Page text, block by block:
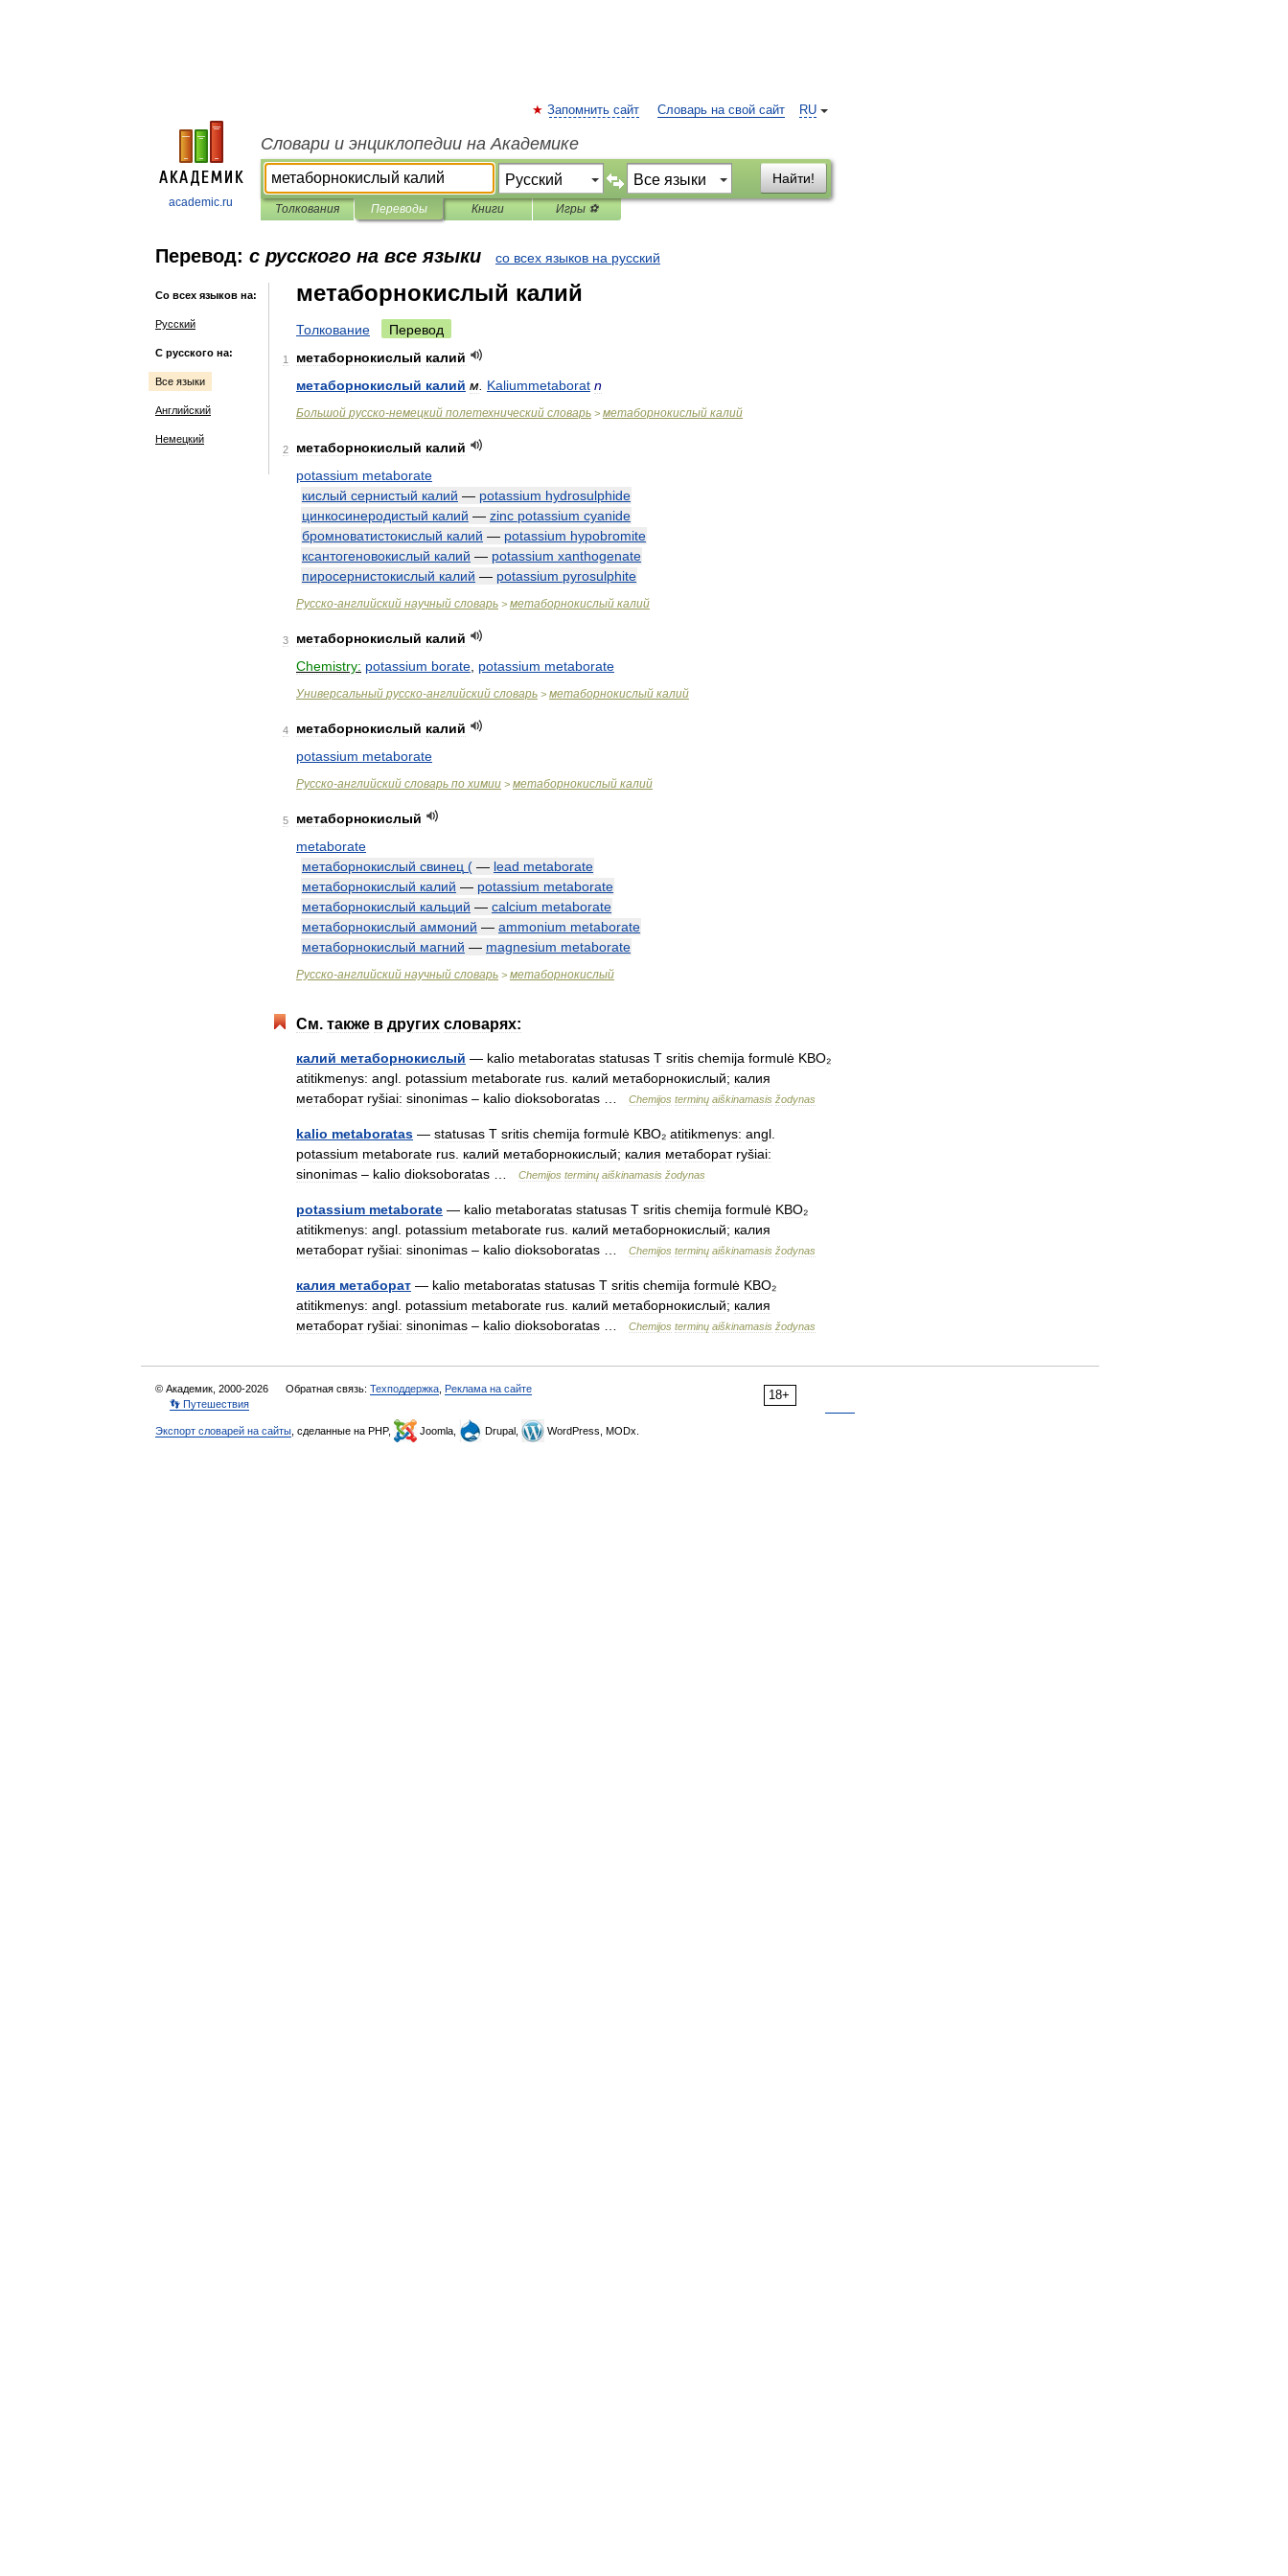
academic.ru
RU
Запомнить сайт Словарь на свой сайт
Словари и энциклопедии на Академике
Найти!
Толкования Переводы Книги Игры ⚽
Перевод: с русского на все языки со всех языков на русский
Со всех языков на:
Русский
С русского на:
Все языки
Английский
Немецкий
метаборнокислый калий
Толкование Перевод
1 метаборнокислый калий
метаборнокислый калий м Kaliummetaborat n
Большой русско-немецкий полетехнический словарь > метаборнокислый калий
2 метаборнокислый калий
potassium metaborate
кислый сернистый калий — potassium hydrosulphide
цинкосинеродистый калий — zinc potassium cyanide
бромноватистокислый калий — potassium hypobromite
ксантогеновокислый калий — potassium xanthogenate
пиросернистокислый калий — potassium pyrosulphite
Русско-английский научный словарь > метаборнокислый калий
3 метаборнокислый калий
Chemistry: potassium borate potassium metaborate
Универсальный русско-английский словарь > метаборнокислый калий
4 метаборнокислый калий
potassium metaborate
Русско-английский словарь по химии > метаборнокислый калий
5
метаборнокислый
metaborate
метаборнокислый свинец ( — lead metaborate
метаборнокислый калий — potassium metaborate
метаборнокислый кальций — calcium metaborate
метаборнокислый аммоний — ammonium metaborate
метаборнокислый магний — magnesium metaborate
Русско-английский научный словарь > метаборнокислый
См. также в других словарях:
калий метаборнокислый — kalio metaboratas statusas T sritis chemija formulė KBO₂
atitikmenys: angl potassium metaborate rus калий метаборнокислый; калия
метаборат ryšiai: sinonimas – kalio dioksoboratas Chemijos terminų aiškinamasis žodynas
kalio metaboratas — statusas T sritis chemija formulė KBO₂ atitikmenys: angl
potassium metaborate rus калий метаборнокислый; калия метаборат ryšiai:
sinonimas – kalio dioksoboratas Chemijos terminų aiškinamasis žodynas
potassium metaborate — kalio metaboratas statusas T sritis chemija formulė KBO₂
atitikmenys: angl potassium metaborate rus калий метаборнокислый; калия
метаборат ryšiai: sinonimas – kalio dioksoboratas Chemijos terminų aiškinamasis žodynas
калия метаборат — kalio metaboratas statusas T sritis chemija formulė KBO₂
atitikmenys: angl potassium metaborate rus калий метаборнокислый; калия
метаборат ryšiai: sinonimas – kalio dioksoboratas Chemijos terminų aiškinamasis žodynas
18+
© Академик, 2000-2026 Обратная связь: Техподдержка Реклама на сайте
👣 Путешествия
Экспорт словарей на сайты , сделанные на PHP, Joomla, Drupal, WordPress, MODx.